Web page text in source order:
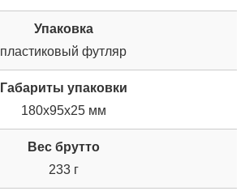
Упаковка
пластиковый футляр
Габариты упаковки
180x95x25 мм
Вес брутто
233 г